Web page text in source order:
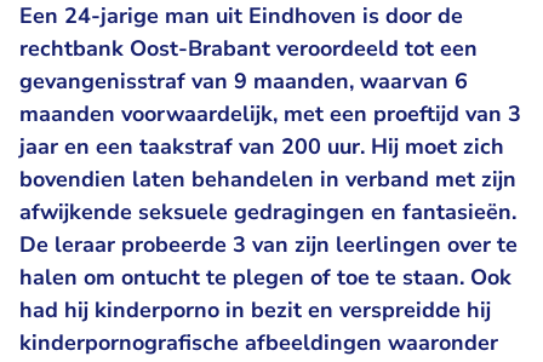
Een 24-jarige man uit Eindhoven is door de
rechtbank Oost-Brabant veroordeeld tot een
gevangenisstraf van 9 maanden, waarvan 6
maanden voorwaardelijk, met een proeftijd van 3
jaar en een taakstraf van 200 uur. Hij moet zich
bovendien laten behandelen in verband met zijn
afwijkende seksuele gedragingen en fantasieën.
De leraar probeerde 3 van zijn leerlingen over te
halen om ontucht te plegen of toe te staan. Ook
had hij kinderporno in bezit en verspreidde hij
kinderpornografische afbeeldingen waaronder